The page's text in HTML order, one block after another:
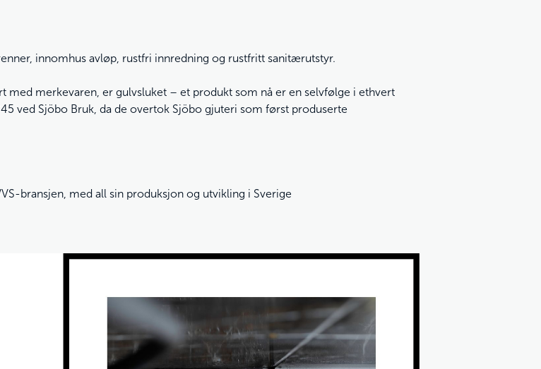
innomhus avløp, rustfri innredning og rustfritt sanitærutstyr.
med merkevaren, er gulvsluket – et produkt som nå er en selvfølge i ethvert
ved Sjöbo Bruk, da de overtok Sjöbo gjuteri som først produserte
bransjen, med all sin produksjon og utvikling i Sverige